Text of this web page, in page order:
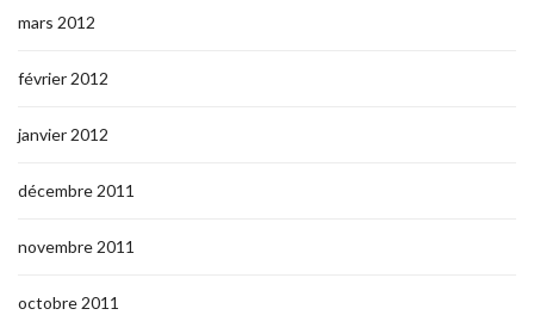
mars 2012
février 2012
janvier 2012
décembre 2011
novembre 2011
octobre 2011